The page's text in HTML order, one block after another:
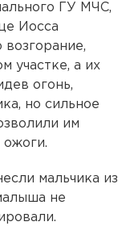
ГУ МЧС,
Иосса
участке, а их
огонь,
но сильное
им
ожоги.
мальчика из
не